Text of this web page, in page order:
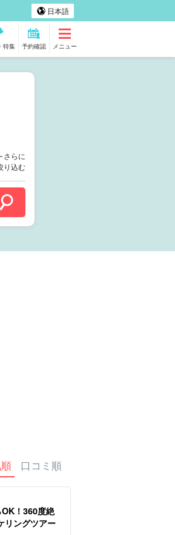
日本語
特集 予約確認 メニュー
さらに
り込む
口コミ順
！360度絶
リングツアー